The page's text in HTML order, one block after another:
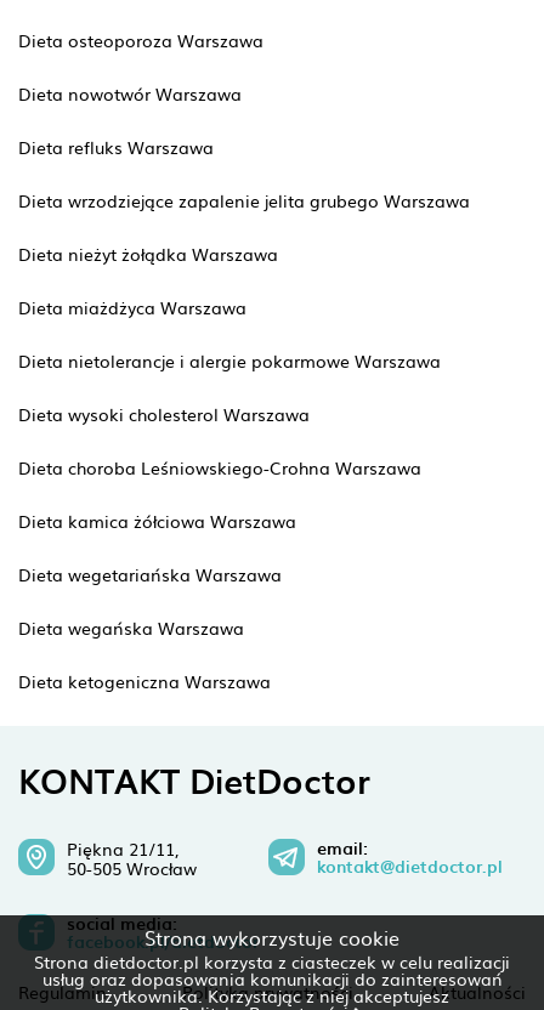
Strona wykorzystuje cookie
Strona dietdoctor.pl korzysta z ciasteczek w celu realizacji
usług oraz dopasowania komunikacji do zainteresowań
użytkownika. Korzystając z niej akceptujesz
Dieta osteoporoza Warszawa
Dieta nowotwór Warszawa
Dieta refluks Warszawa
Dieta wrzodziejące zapalenie jelita grubego Warszawa
Dieta nieżyt żołądka Warszawa
Dieta miażdżyca Warszawa
Dieta nietolerancje i alergie pokarmowe Warszawa
Dieta wysoki cholesterol Warszawa
Dieta choroba Leśniowskiego-Crohna Warszawa
Dieta kamica żółciowa Warszawa
Dieta wegetariańska Warszawa
Dieta wegańska Warszawa
Dieta ketogeniczna Warszawa
KONTAKT DietDoctor
Piękna 21/11,
50-505 Wrocław
email:
kontakt@dietdoctor.pl
social media:
facebook.pl/dietdoctor
Regulamin Polityka prywatności Aktualności